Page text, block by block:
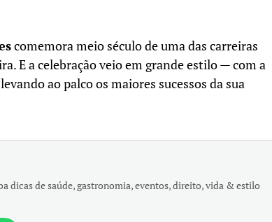
comemora meio século de uma das carreiras
E a celebração veio em grande estilo — com a
ao palco os maiores sucessos da sua
dicas de saúde, gastronomia, eventos, direito, vida & estilo